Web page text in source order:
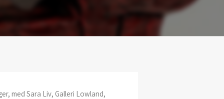
med Sara Liv, Galleri Lowland,